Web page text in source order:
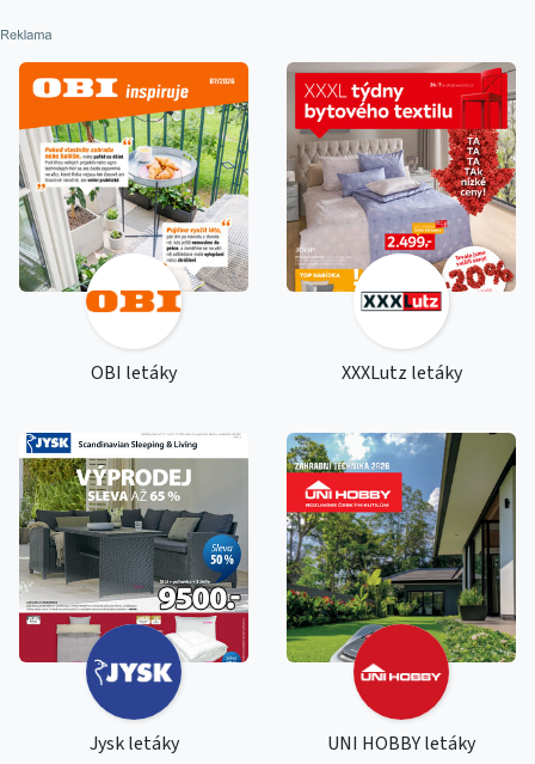
OBI letáky XXXLutz letáky
Jysk letáky UNI HOBBY letáky